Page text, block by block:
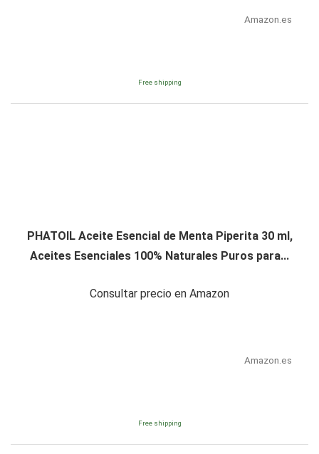
Amazon.es
Free shipping
PHATOIL Aceite Esencial de Menta Piperita 30 ml,
Aceites Esenciales 100% Naturales Puros para...
Consultar precio en Amazon
Amazon.es
Free shipping